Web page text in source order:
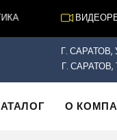
Г.
Г.
О